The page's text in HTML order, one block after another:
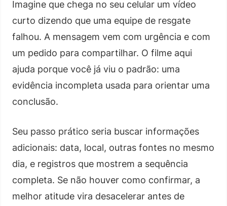
Imagine que chega no seu celular um vídeo
curto dizendo que uma equipe de resgate
falhou. A mensagem vem com urgência e com
um pedido para compartilhar. O filme aqui
ajuda porque você já viu o padrão: uma
evidência incompleta usada para orientar uma
conclusão.
Seu passo prático seria buscar informações
adicionais: data, local, outras fontes no mesmo
dia, e registros que mostrem a sequência
completa. Se não houver como confirmar, a
melhor atitude vira desacelerar antes de